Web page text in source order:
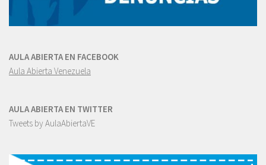
AULA ABIERTA EN FACEBOOK
Aula Abierta Venezuela
AULA ABIERTA EN TWITTER
Tweets by AulaAbiertaVE